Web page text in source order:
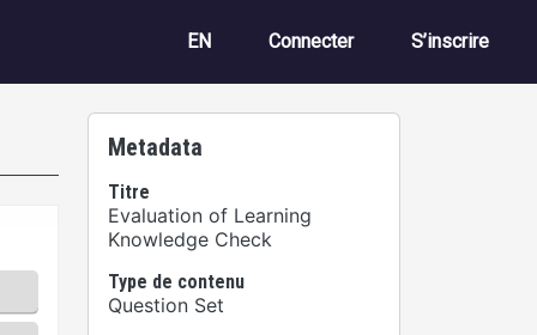
EN Menu du compte
Connecter S’inscrire
Metadata
Titre
Evaluation of Learning
Knowledge Check
Type de contenu
Question Set